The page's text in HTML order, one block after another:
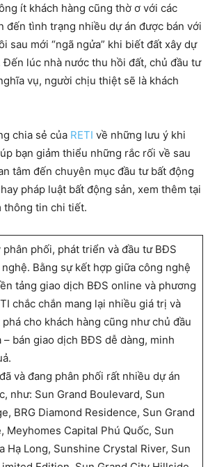
ít khách hàng cũng thờ ơ với các
đến tình trạng nhiều dự án được bán với
sau mới “ngã ngửa” khi biết đất xây dự
Đến lúc nhà nước thu hồi đất, chủ đầu tư
vụ, người chịu thiệt sẽ là khách
chia sẻ của RETI về những lưu ý khi
bạn giảm thiểu những rắc rối về sau
tâm đến chuyên mục đầu tư bất động
pháp luật bất động sản, xem thêm tại
thông tin chi tiết.
phân phối, phát triển và đầu tư BĐS
Bằng sự kết hợp giữa công nghệ
tảng giao dịch BĐS online và phương
chắc chắn mang lại nhiều giá trị và
cho khách hàng cũng như chủ đầu
bán giao dịch BĐS dễ dàng, minh
và đang phân phối rất nhiều dự án
như: Sun Grand Boulevard, Sun
BRG Diamond Residence, Sun Grand
Meyhomes Capital Phú Quốc, Sun
Hạ Long, Sunshine Crystal River, Sun